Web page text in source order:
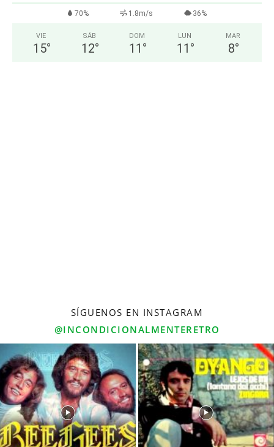
70% 1.8m/s 36%
VIE
15°
SÁB
12°
DOM
11 °
LUN
11 °
MAR
8°
SÍGUENOS EN INSTAGRAM
@INCONDICIONALMENTERETRO